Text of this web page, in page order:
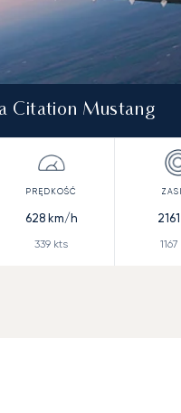
Citation Mustang
628km/h
339 kts
2161
1167